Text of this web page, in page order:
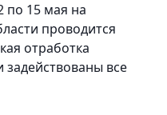
по 15 мая на
проводится
отработка
все